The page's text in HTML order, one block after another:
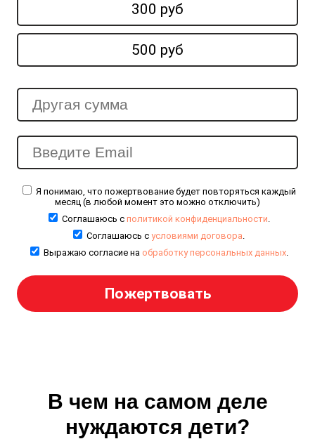
300 руб
500 руб
Я понимаю, что пожертвование будет повторяться каждый
месяц (в любой момент это можно отключить)
Соглашаюсь с политикой конфиденциальности.
Соглашаюсь с условиями договора.
Выражаю согласие на обработку персональных данных.
В чем на самом деле
нуждаются дети?